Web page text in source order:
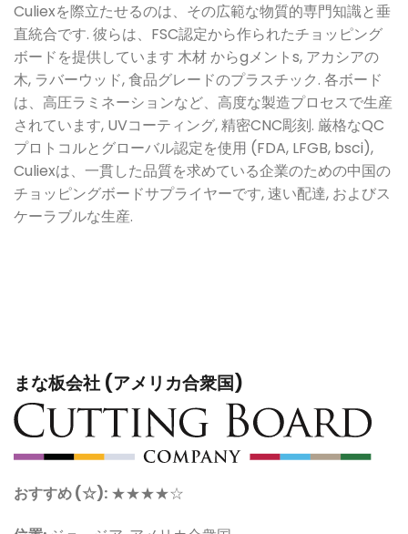
Culiexを際立たせるのは、その広範な物質的専門知識と垂
直統合です. 彼らは、FSC認定から作られたチョッピング
ボードを提供しています 木材からgメントs, アカシアの
木, ラバーウッド, 食品グレードのプラスチック. 各ボード
は、高圧ラミネーションなど、高度な製造プロセスで生産
されています, UVコーティング, 精密CNC彫刻. 厳格なQC
プロトコルとグローバル認定を使用 (FDA, LFGB, bsci),
Culiexは、一貫した品質を求めている企業のための中国の
チョッピングボードサプライヤーです, 速い配達, およびス
ケーラブルな生産.
まな板会社 (アメリカ合衆国)
おすすめ (☆): ★★★★☆